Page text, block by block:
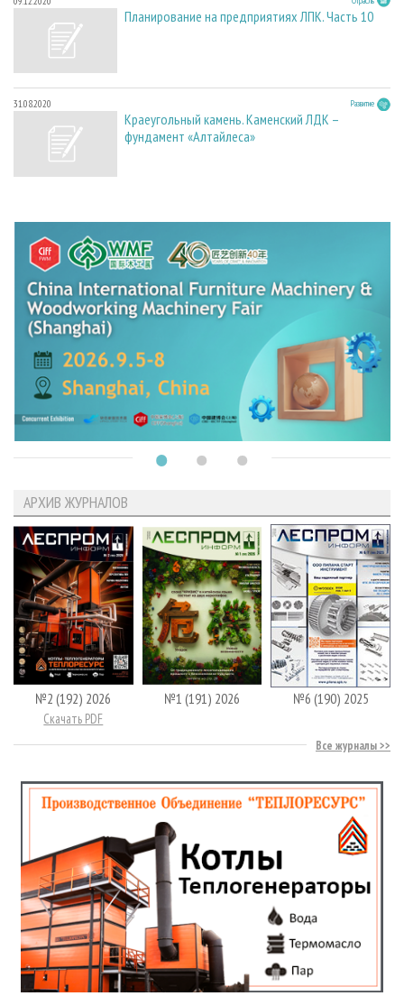
Планирование на предприятиях ЛПК. Часть 10
31.08.2020 Развитие
Краеугольный камень. Каменский ЛДК –
фундамент «Алтайлеса»
АРХИВ ЖУРНАЛОВ
№2 (192) 2026
Скачать PDF
№1 (191) 2026 №6 (190) 2025
Все журналы